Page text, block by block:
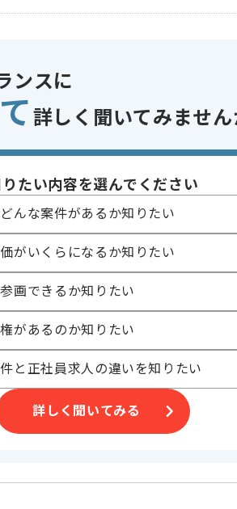
中 , 30代活躍中
げる場合がございます。
す。
オススメの案件です。
ンスに
詳しく聞いてみません
たい内容を選んでください
んな案件があるか知りたい
がいくらになるか知りたい
画できるか知りたい
があるのか知りたい
と正社員求人の違いを知りたい
詳しく聞いてみる